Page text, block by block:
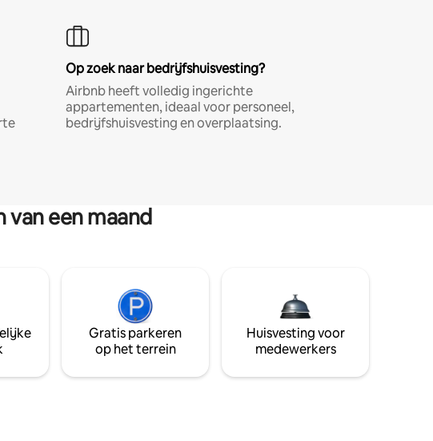
Op zoek naar bedrijfshuisvesting?
Airbnb heeft volledig ingerichte
appartementen, ideaal voor personeel,
bedrijfshuisvesting en overplaatsing.
van een maand
Gratis parkeren
op het terrein
Huisvesting voor
medewerkers